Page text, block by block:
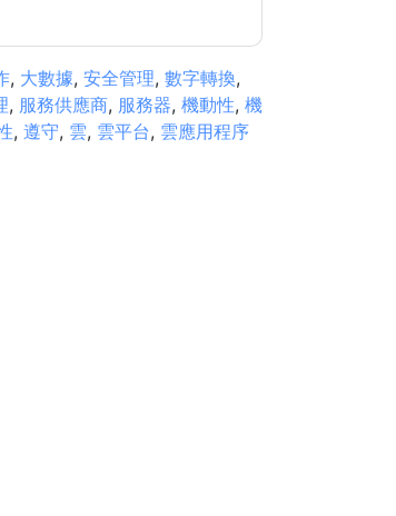
, 大數據, 安全管理, 數字轉換,
, 服務供應商, 服務器, 機動性, 機
, 遵守, 雲, 雲平台, 雲應用程序